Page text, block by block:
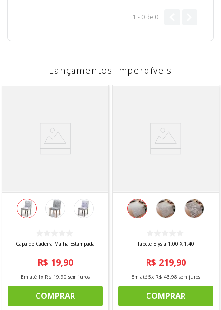
1 - 0 de 0
Lançamentos imperdíveis
Capa de Cadeira Malha Estampada
R$ 19,90
Em até 1x R$ 19,90 sem juros
COMPRAR
Tapete Elysia 1,00 X 1,40
R$ 219,90
Em até 5x R$ 43,98 sem juros
COMPRAR